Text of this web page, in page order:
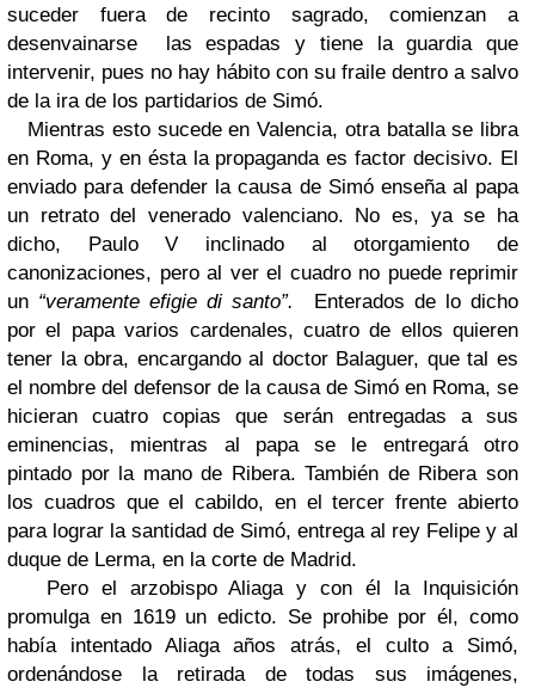
suceder fuera de recinto sagrado, comienzan a
desenvainarse las espadas y tiene la guardia que
intervenir, pues no hay hábito con su fraile dentro a salvo
de la ira de los partidarios de Simó.
Mientras esto sucede en Valencia, otra batalla se libra
en Roma, y en ésta la propaganda es factor decisivo. El
enviado para defender la causa de Simó enseña al papa
un retrato del venerado valenciano. No es, ya se ha
dicho, Paulo V inclinado al otorgamiento de
canonizaciones, pero al ver el cuadro no puede reprimir
un “veramente efigie di santo”.
Enterados de lo dicho
por el papa varios cardenales, cuatro de ellos quieren
tener la obra, encargando al doctor Balaguer, que tal es
el nombre del defensor de la causa de Simó en Roma, se
hicieran cuatro copias que serán entregadas a sus
eminencias, mientras al papa se le entregará otro
pintado por la mano de Ribera. También de Ribera son
los cuadros que el cabildo, en el tercer frente abierto
para lograr la santidad de Simó, entrega al rey Felipe y al
duque de Lerma, en la corte de Madrid.
Pero el arzobispo Aliaga y con él la Inquisición
promulga en 1619 un edicto. Se prohibe por él, como
había intentado Aliaga años atrás, el culto a Simó,
ordenándose la retirada de todas sus imágenes,